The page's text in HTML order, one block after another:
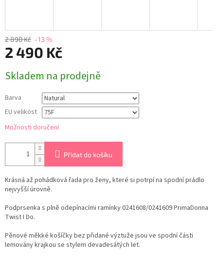
2 890 Kč –13 %
2 490 Kč
cena:
Skladem na prodejně
Barva
EU velikost
Možnosti doručení
Přidat do košíku
Krásná až pohádková řada pro ženy, které si potrpí na spodní prádlo
nejvyšší úrovně.
Podprsenka s plně odepínacími ramínky 0241608/0241609 PrimaDonna
Twist I Do.
Pěnové měkké košíčky bez přidané výztuže jsou ve spodní části
lemovány krajkou se stylem devadesátých let.